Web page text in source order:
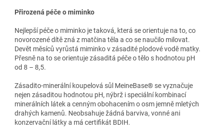
Přirozená péče o miminko
Nejlepší péče o miminko je taková, která se orientuje na to, co
novorozené dítě zná z matčina těla a co se naučilo milovat.
Devět měsíců vyrůstá miminko v zásadité plodové vodě matky.
Přesně na to se orientuje zásaditá péče o tělo s hodnotou pH
od 8 – 8,5.
Zásadito-minerální koupelová sůl MeineBase® se vyznačuje
nejen zásaditou hodnotou pH, nýbrž i speciální kombinací
minerálních látek a cenným obohacením o osm jemně mletých
drahých kamenů. Neobsahuje žádná barviva, vonné ani
konzervační látky a má certifikát BDIH.